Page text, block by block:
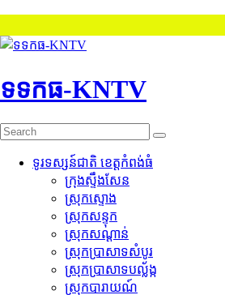
Skip
ទទកធ-KNTV
ទូរទស្សន៍ជាតិ ខេត្តកំពង់ធំ
ក្រុងស្ទឹងសែន
ស្រុកស្ទោង
ស្រុកសន្ទុក
ស្រុកសណ្តាន់
ស្រុកប្រាសាទសំបូរ
ស្រុកប្រាសាទបល្ល័ង្ក
ស្រុកបារាយណ៍